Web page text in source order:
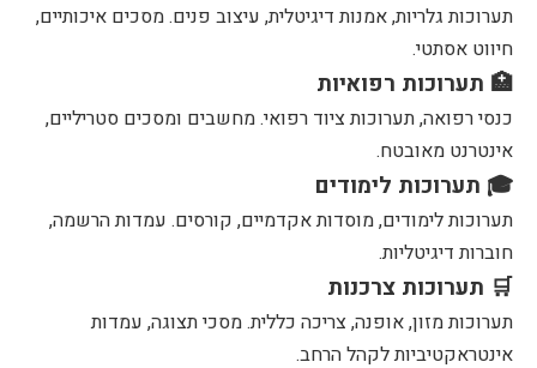
תערוכות גלריות, אמנות דיגיטלית, עיצוב פנים. מסכים איכותיים,
חיווט אסתטי.
🏥 תערוכות רפואיות
כנסי רפואה, תערוכות ציוד רפואי. מחשבים ומסכים סטריליים,
אינטרנט מאובטח.
🎓 תערוכות לימודים
תערוכות לימודים, מוסדות אקדמיים, קורסים. עמדות הרשמה,
חוברות דיגיטליות.
🛒 תערוכות צרכנות
תערוכות מזון, אופנה, צריכה כללית. מסכי תצוגה, עמדות
אינטראקטיביות לקהל הרחב.